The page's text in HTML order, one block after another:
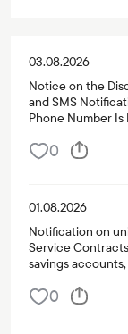
03.08.2026
Notice on the
and SMS
Phone Number Is
0
01.08.2026
Notification on
Service
savings
0